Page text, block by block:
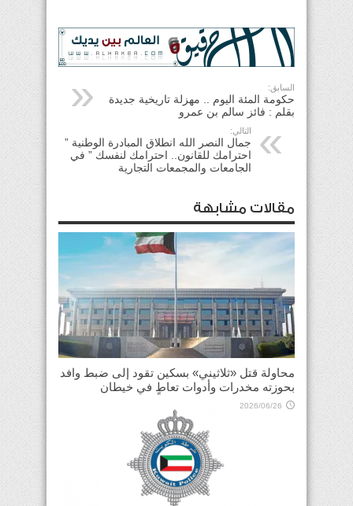
السابق:
حكومة المئة اليوم .. مهزلة تاريخية جديدة
بقلم : فائز سالم بن عمرو
التالي:
جمال النصر الله انطلاق المبادرة الوطنية ”
احترامك للقانون.. احترامك لنفسك ” في
الجامعات والمجمعات التجارية
مقالات مشابهة
محاولة قتل «ثلاثيني» بسكين تقود إلى ضبط وافد
بحوزته مخدرات وأدوات تعاطٍ في خيطان
2026/06/26